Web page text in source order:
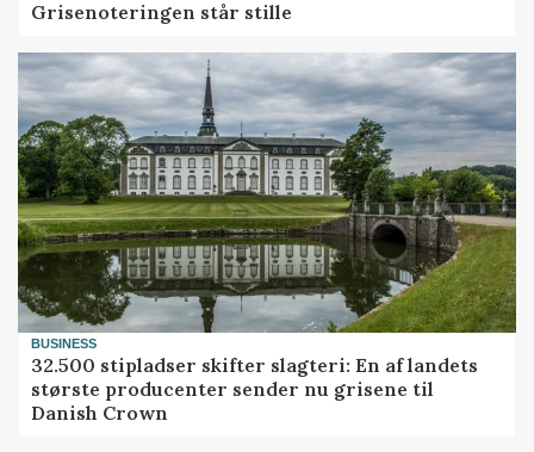
Grisenoteringen står stille
BUSINESS
32.500 stipladser skifter slagteri: En af landets
største producenter sender nu grisene til
Danish Crown